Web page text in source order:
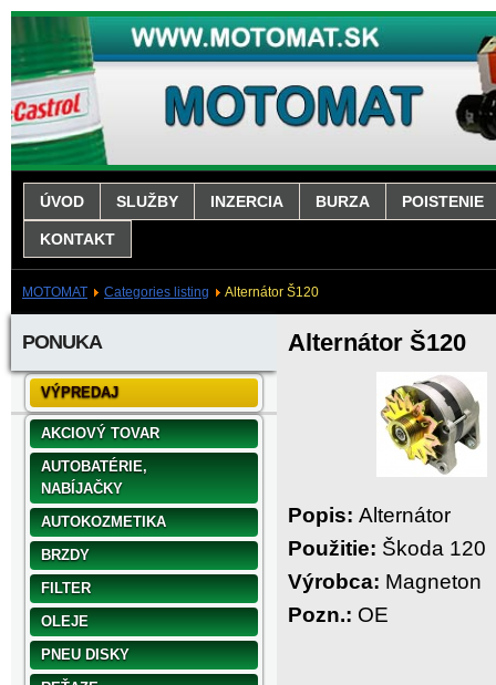
ÚVOD SLUŽBY INZERCIA BURZA POISTENIE
KONTAKT
MOTOMAT Categories listing Alternátor Š120
PONUKA
VÝPREDAJ
AKCIOVÝ TOVAR
AUTOBATÉRIE,
NABÍJAČKY
AUTOKOZMETIKA
BRZDY
FILTER
OLEJE
PNEU DISKY
Alternátor Š120
Popis: Alternátor
Použitie: Škoda 120
Výrobca: Magneton
Pozn.: OE